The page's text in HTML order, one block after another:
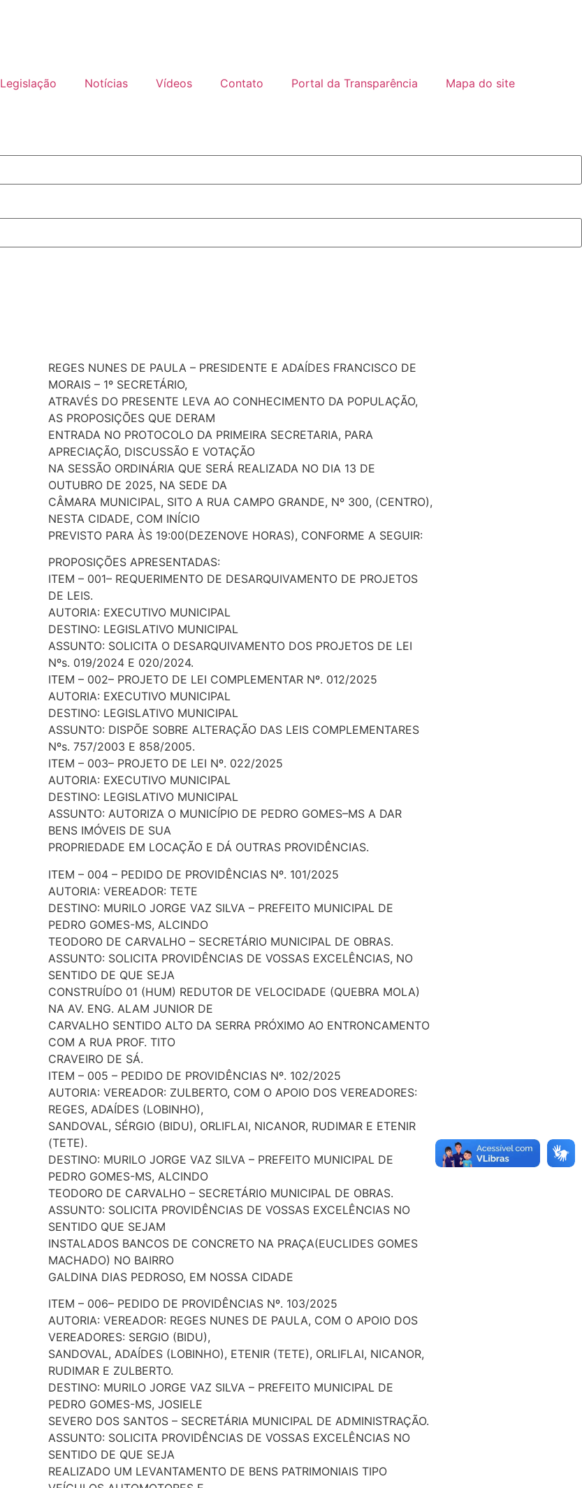
Legislação Notícias Vídeos Contato Portal da Transparência Mapa do site
REGES NUNES DE PAULA – PRESIDENTE E ADAÍDES FRANCISCO DE
MORAIS – 1º SECRETÁRIO,
ATRAVÉS DO PRESENTE LEVA AO CONHECIMENTO DA POPULAÇÃO,
AS PROPOSIÇÕES QUE DERAM
ENTRADA NO PROTOCOLO DA PRIMEIRA SECRETARIA, PARA
APRECIAÇÃO, DISCUSSÃO E VOTAÇÃO
NA SESSÃO ORDINÁRIA QUE SERÁ REALIZADA NO DIA 13 DE
OUTUBRO DE 2025, NA SEDE DA
CÂMARA MUNICIPAL, SITO A RUA CAMPO GRANDE, Nº 300, (CENTRO),
NESTA CIDADE, COM INÍCIO
PREVISTO PARA ÀS 19:00(DEZENOVE HORAS), CONFORME A SEGUIR:
PROPOSIÇÕES APRESENTADAS:
ITEM – 001– REQUERIMENTO DE DESARQUIVAMENTO DE PROJETOS
DE LEIS.
AUTORIA: EXECUTIVO MUNICIPAL
DESTINO: LEGISLATIVO MUNICIPAL
ASSUNTO: SOLICITA O DESARQUIVAMENTO DOS PROJETOS DE LEI
Nºs. 019/2024 E 020/2024.
ITEM – 002– PROJETO DE LEI COMPLEMENTAR Nº. 012/2025
AUTORIA: EXECUTIVO MUNICIPAL
DESTINO: LEGISLATIVO MUNICIPAL
ASSUNTO: DISPÕE SOBRE ALTERAÇÃO DAS LEIS COMPLEMENTARES
Nºs. 757/2003 E 858/2005.
ITEM – 003– PROJETO DE LEI Nº. 022/2025
AUTORIA: EXECUTIVO MUNICIPAL
DESTINO: LEGISLATIVO MUNICIPAL
ASSUNTO: AUTORIZA O MUNICÍPIO DE PEDRO GOMES–MS A DAR
BENS IMÓVEIS DE SUA
PROPRIEDADE EM LOCAÇÃO E DÁ OUTRAS PROVIDÊNCIAS.
ITEM – 004 – PEDIDO DE PROVIDÊNCIAS Nº. 101/2025
AUTORIA: VEREADOR: TETE
DESTINO: MURILO JORGE VAZ SILVA – PREFEITO MUNICIPAL DE
PEDRO GOMES-MS, ALCINDO
TEODORO DE CARVALHO – SECRETÁRIO MUNICIPAL DE OBRAS.
ASSUNTO: SOLICITA PROVIDÊNCIAS DE VOSSAS EXCELÊNCIAS, NO
SENTIDO DE QUE SEJA
CONSTRUÍDO 01 (HUM) REDUTOR DE VELOCIDADE (QUEBRA MOLA)
NA AV. ENG. ALAM JUNIOR DE
CARVALHO SENTIDO ALTO DA SERRA PRÓXIMO AO ENTRONCAMENTO
COM A RUA PROF. TITO
CRAVEIRO DE SÁ.
ITEM – 005 – PEDIDO DE PROVIDÊNCIAS Nº. 102/2025
AUTORIA: VEREADOR: ZULBERTO, COM O APOIO DOS VEREADORES:
REGES, ADAÍDES (LOBINHO),
SANDOVAL, SÉRGIO (BIDU), ORLIFLAI, NICANOR, RUDIMAR E ETENIR
(TETE).
DESTINO: MURILO JORGE VAZ SILVA – PREFEITO MUNICIPAL DE
PEDRO GOMES-MS, ALCINDO
TEODORO DE CARVALHO – SECRETÁRIO MUNICIPAL DE OBRAS.
ASSUNTO: SOLICITA PROVIDÊNCIAS DE VOSSAS EXCELÊNCIAS NO
SENTIDO QUE SEJAM
INSTALADOS BANCOS DE CONCRETO NA PRAÇA(EUCLIDES GOMES
MACHADO) NO BAIRRO
GALDINA DIAS PEDROSO, EM NOSSA CIDADE
ITEM – 006– PEDIDO DE PROVIDÊNCIAS Nº. 103/2025
AUTORIA: VEREADOR: REGES NUNES DE PAULA, COM O APOIO DOS
VEREADORES: SERGIO (BIDU),
SANDOVAL, ADAÍDES (LOBINHO), ETENIR (TETE), ORLIFLAI, NICANOR,
RUDIMAR E ZULBERTO.
DESTINO: MURILO JORGE VAZ SILVA – PREFEITO MUNICIPAL DE
PEDRO GOMES-MS, JOSIELE
SEVERO DOS SANTOS – SECRETÁRIA MUNICIPAL DE ADMINISTRAÇÃO.
ASSUNTO: SOLICITA PROVIDÊNCIAS DE VOSSAS EXCELÊNCIAS NO
SENTIDO DE QUE SEJA
REALIZADO UM LEVANTAMENTO DE BENS PATRIMONIAIS TIPO